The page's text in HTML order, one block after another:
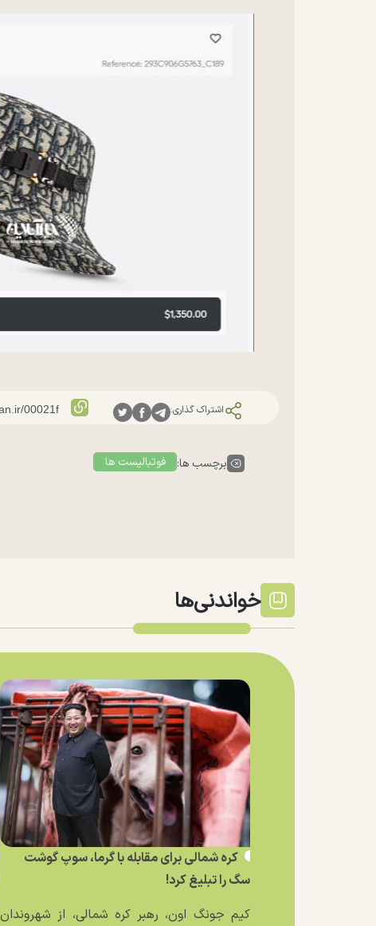
اشتراک گذاری:
برچسب ها: فوتبالیست ها
خواندنی‌ها
کره شمالی برای مقابله با گرما، سوپ گوشت
سگ را تبلیغ کرد!
کیم جونگ اون، رهبر کره شمالی، از شهروندان